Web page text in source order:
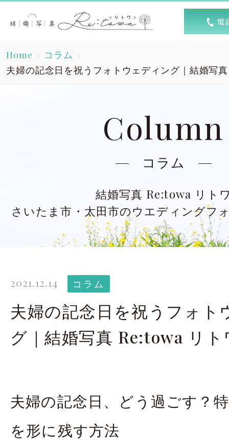
トップ
Top
洋装スタジオ
和装スタジオ
Kimono studio
太田店ギャラリー 大宮
ドレス＆着物
LINEで予約・相
Home
コラム
夫婦の記念日を祝うフォトウェディング｜結婚写
Column
コラム
結婚写真 Re:towa リト
さいたま市・太田市のウエディングフ
2021.12.14 コラム
夫婦の記念日を祝うフォト
グ｜結婚写真 Re:towa リト
夫婦の記念日、どう過ごす？
を形に残す方法